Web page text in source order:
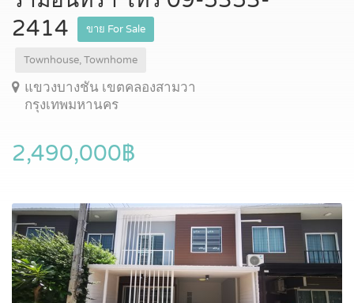
2414
ขาย For Sale
Townhouse, Townhome
แขวงบางชัน เขตคลองสามวา
กรุงเทพมหานคร
2,490,000฿